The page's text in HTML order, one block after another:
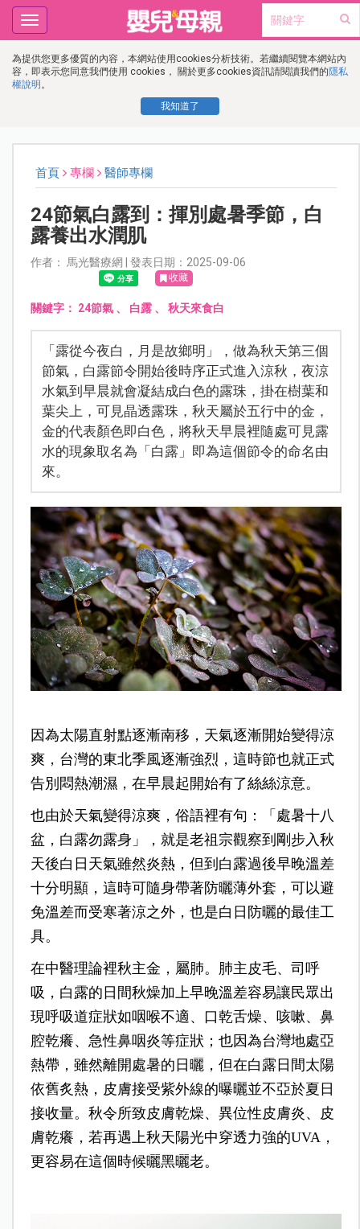
為提供您更多優質的內容，本網站使用cookies分析技術。若繼續閱覽本網站內
容，即表示您同意我們使用 cookies， 關於更多cookies資訊請閱讀我們的隱私
權說明 。
我知道了
Toggle
navigation
首頁 專欄 醫師專欄
24節氣白露到：揮別處暑季節，白
露養出水潤肌
作者： 馬光醫療網 | 發表日期：2025-09-06
收藏
關鍵字： 24節氣、 白露、 秋天來食白
「露從今夜白，月是故鄉明」，做為秋天第三個
節氣，白露節令開始後時序正式進入涼秋，夜涼
水氣到早晨就會凝結成白色的露珠，掛在樹葉和
葉尖上，可見晶透露珠，秋天屬於五行中的金，
金的代表顏色即白色，將秋天早晨裡隨處可見露
水的現象取名為「白露」即為這個節令的命名由
來。
因為太陽直射點逐漸南移，天氣逐漸開始變得涼
爽，台灣的東北季風逐漸強烈，這時節也就正式
告別悶熱潮濕，在早晨起開始有了絲絲涼意。
也由於天氣變得涼爽，俗語裡有句：「處暑十八
盆，白露勿露身」，就是老祖宗觀察到剛步入秋
天後白日天氣雖然炎熱，但到白露過後早晚溫差
十分明顯，這時可隨身帶著防曬薄外套，可以避
免溫差而受寒著涼之外，也是白日防曬的最佳工
具。
在中醫理論裡秋主金，屬肺。肺主皮毛、司呼
吸，白露的日間秋燥加上早晚溫差容易讓民眾出
現呼吸道症狀如咽喉不適、口乾舌燥、咳嗽、鼻
腔乾癢、急性鼻咽炎等症狀；也因為台灣地處亞
熱帶，雖然離開處暑的日曬，但在白露日間太陽
依舊炙熱，皮膚接受紫外線的曝曬並不亞於夏日
接收量。秋令所致皮膚乾燥、異位性皮膚炎、皮
膚乾癢，若再遇上秋天陽光中穿透力強的UVA，
更容易在這個時候曬黑曬老。